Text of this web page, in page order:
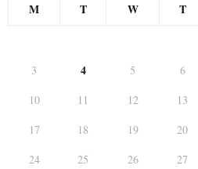
M T W T
3
4 5 6
10
11 12 13
17
18 19 20
24
25 26 27